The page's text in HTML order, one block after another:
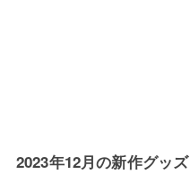
2023年12月の新作グッズ